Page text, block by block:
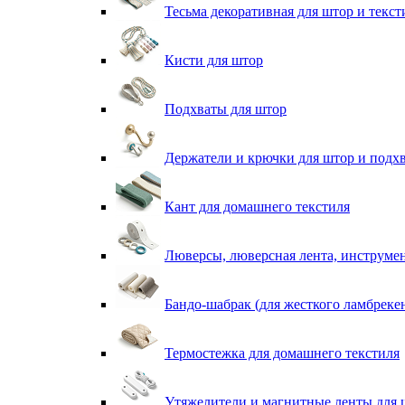
Тесьма декоративная для штор и
Кисти для штор
Подхваты для штор
Держатели и крючки для штор и
Кант для домашнего текстиля
Люверсы, люверсная лента,
Бандо-шабрак (для жесткого
Термостежка для домашнего текстиля
Утяжелители и магнитные ленты для